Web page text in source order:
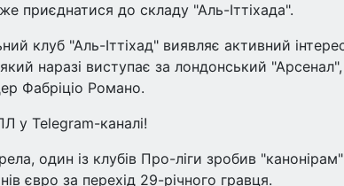
приєднатися до складу "Аль-Іттіхада".
клуб "Аль-Іттіхад" виявляє активний
наразі виступає за лондонський
Фабріціо Романо.
у Telegram-каналі!
один із клубів Про-ліги зробив
євро за перехід 29-річного гравця.